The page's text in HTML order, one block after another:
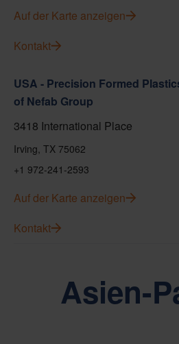
Auf der Karte anzeigen
Kontakt
USA - Precision Formed
of Nefab Group
3418 International Place
Irving, TX 75062
+1 972-241-2593
Auf der Karte anzeigen
Kontakt
Asien-